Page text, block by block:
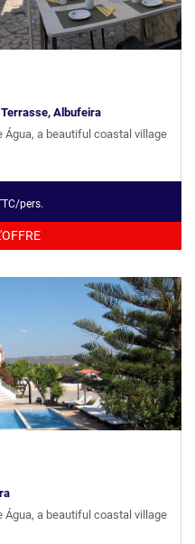
Albufeira
Água, a beautiful coastal village
pers.
Água, a beautiful coastal village